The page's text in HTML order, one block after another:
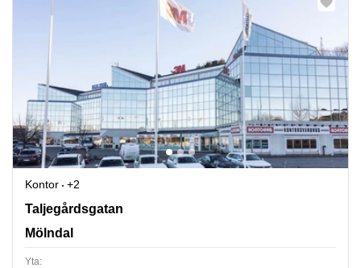
Kontor
+2
Taljegårdsgatan 11, Mölndal
Taljegårdsgatan
Mölndal
Yta: